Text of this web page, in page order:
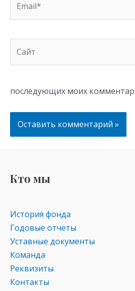
последующих моих
Кто мы
История фонда
Годовые отчеты
Уставные документы
Команда
Реквизиты
Контакты